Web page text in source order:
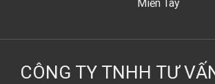
Miền Tây
CÔNG TY TNHH TƯ